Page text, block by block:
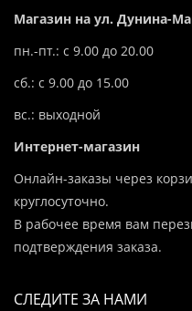
Магазин на ул. Дунина-
пн.-пт.: с 9.00 до 20.00
сб.: с 9.00 до 15.00
вс.: выходной
Интернет-магазин
Онлайн-заказы через
круглосуточно.
В рабочее время вам
подтверждения заказа.
СЛЕДИТЕ ЗА НАМИ